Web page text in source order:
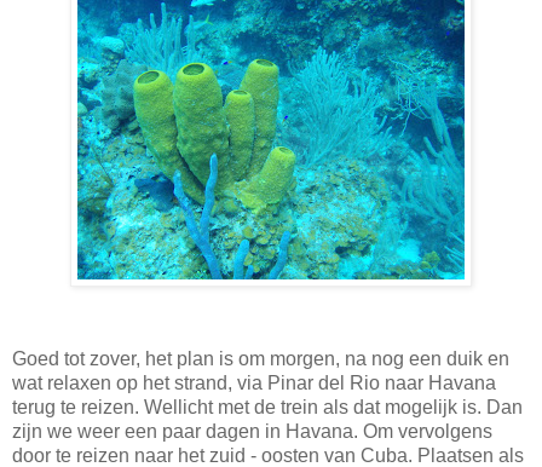
Goed tot zover, het plan is om morgen, na nog een duik en
wat relaxen op het strand, via Pinar del Rio naar Havana
terug te reizen. Wellicht met de trein als dat mogelijk is. Dan
zijn we weer een paar dagen in Havana. Om vervolgens
door te reizen naar het zuid - oosten van Cuba. Plaatsen als